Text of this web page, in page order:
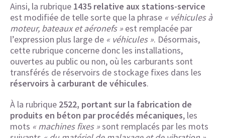
Ainsi, la rubrique 1435 relative aux stations-service
est modifiée de telle sorte que la phrase « véhicules à
moteur, bateaux et aéronefs » est remplacée par
l’expression plus large de « véhicules ». Désormais,
cette rubrique concerne donc les installations,
ouvertes au public ou non, où les carburants sont
transférés de réservoirs de stockage fixes dans les
réservoirs à carburant de véhicules.
À la rubrique 2522, portant sur la fabrication de
produits en béton par procédés mécaniques, les
mots « machines fixes »sont remplacés par les mots